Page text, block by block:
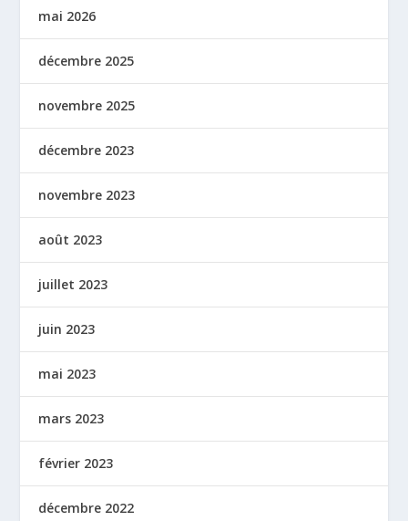
mai 2026
décembre 2025
novembre 2025
décembre 2023
novembre 2023
août 2023
juillet 2023
juin 2023
mai 2023
mars 2023
février 2023
décembre 2022